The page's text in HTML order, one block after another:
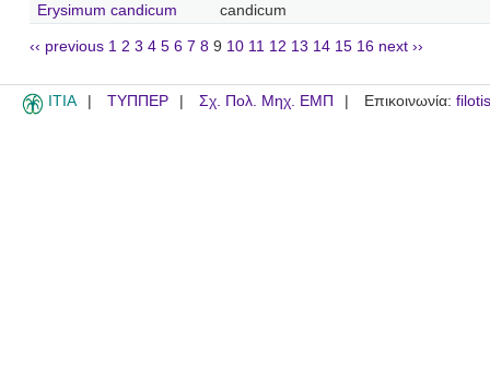
Erysimum candicum
candicum
‹‹ previous 1 2 3 4 5 6 7 8 9 10 11 12 13 14 15 16 next ››
ITIA ΤΥΠΠΕΡ Σχ. Πολ. Μηχ. ΕΜΠ Επικοινωνία: